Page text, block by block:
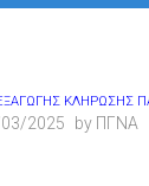
ΚΛΗΡΩΣΗΣ
2025 by ΠΓΝΑ